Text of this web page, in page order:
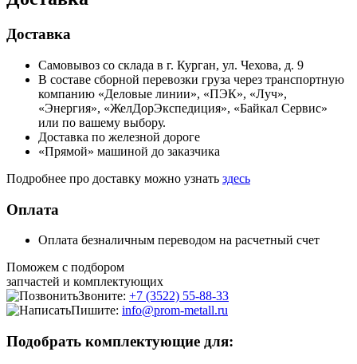
Доставка
Самовывоз со склада в г. Курган, ул. Чехова, д. 9
В составе сборной перевозки груза через транспортную
компанию «Деловые линии», «ПЭК», «Луч»,
«Энергия», «ЖелДорЭкспедиция», «Байкал Сервис»
или по вашему выбору.
Доставка по железной дороге
«Прямой» машиной до заказчика
Подробнее про доставку можно узнать здесь
Оплата
Оплата безналичным переводом на расчетный счет
Поможем с подбором
запчастей и комплектующих
Звоните: +7 (3522) 55-88-33
Пишите: info@prom-metall.ru
Подобрать комплектующие для: